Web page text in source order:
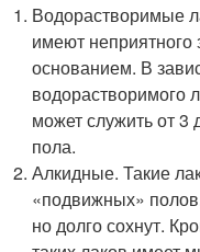
Водорастворимые
имеют
основанием. В
водорастворимого
может служить от 3
пола.
Алкидные. Такие
«подвижных»
но долго сохнут.